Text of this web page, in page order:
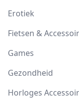
Erotiek
Fietsen &
Games
Gezondheid
Horloges